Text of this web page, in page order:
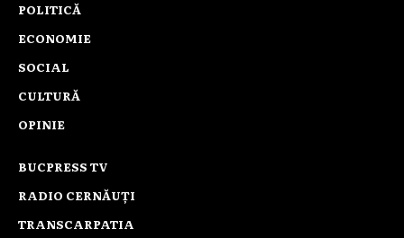
POLITICĂ
ECONOMIE
SOCIAL
CULTURĂ
OPINIE
BUCPRESS TV
RADIO CERNĂUȚI
TRANSCARPATIA